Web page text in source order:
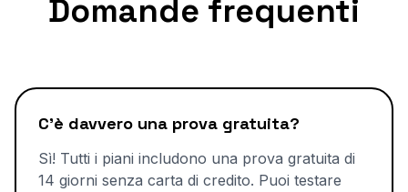
Domande frequenti
C'è davvero una prova gratuita?
Sì! Tutti i piani includono una prova gratuita di
14 giorni senza carta di credito. Puoi testare